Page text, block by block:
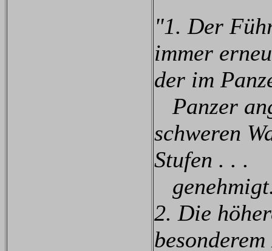
"1. Der
immer
der im
Panzer
schweren
Stufen . . .
2. Die